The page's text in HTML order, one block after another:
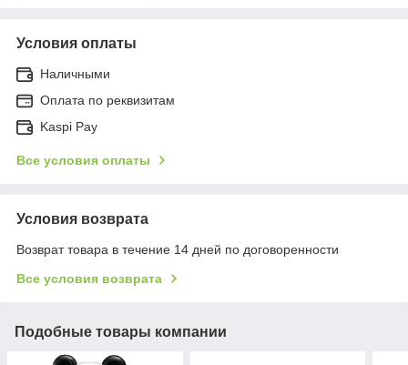
Условия оплаты
Наличными
Оплата по реквизитам
Kaspi Pay
Все условия оплаты
Условия возврата
Возврат товара в течение 14 дней по договоренности
Все условия возврата
Подобные товары компании